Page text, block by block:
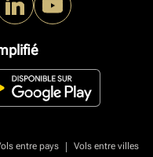
entre pays |
Vols entre villes